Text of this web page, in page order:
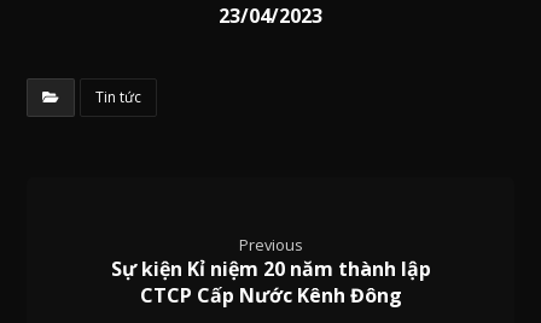
23/04/2023
Tin tức
Previous
Sự kiện Kỉ niệm 20 năm thành lập
CTCP Cấp Nước Kênh Đông